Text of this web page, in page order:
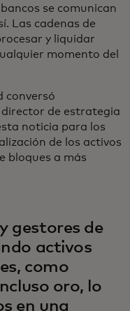
se comunican
Las cadenas de
y liquidar
momento del
conversó
director de estrategia
noticia para los
de los activos
bloques a más
gestores de
activos
como
oro, lo
en una